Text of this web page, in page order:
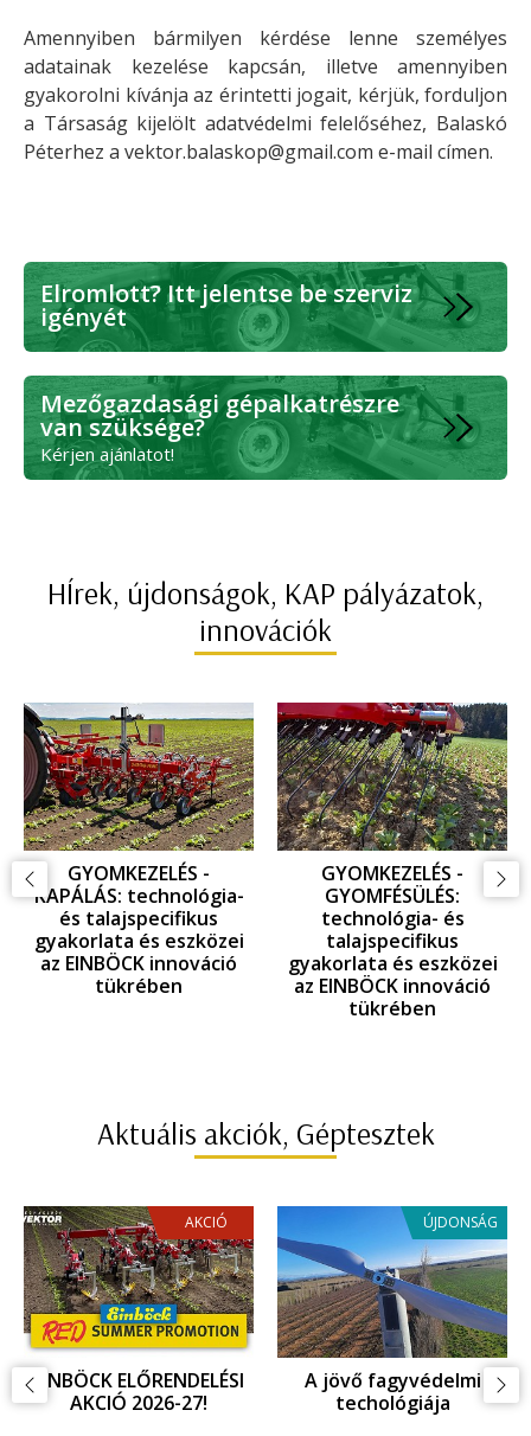
Amennyiben bármilyen kérdése lenne személyes
adatainak kezelése kapcsán, illetve amennyiben
gyakorolni kívánja az érintetti jogait, kérjük, forduljon
a Társaság kijelölt adatvédelmi felelőséhez, Balaskó
Péterhez a vektor.balaskop@gmail.com e-mail címen.
Elromlott? Itt jelentse be szerviz
igényét
Mezőgazdasági gépalkatrészre
van szüksége?
Kérjen ajánlatot!
HÍrek, újdonságok, KAP pályázatok,
innovációk
GYOMKEZELÉS -
KAPÁLÁS: technológia-
és talajspecifikus
gyakorlata és eszközei
az EINBÖCK innováció
tükrében
GYOMKEZELÉS -
GYOMFÉSÜLÉS:
technológia- és
talajspecifikus
gyakorlata és eszközei
az EINBÖCK innováció
tükrében
Aktuális akciók, Géptesztek
AKCIÓ
EINBÖCK INNOVÁCIOÓ,
ujdonságok az
ÚJDONSÁG
Fagykár megelőzés,
fagyvédelem